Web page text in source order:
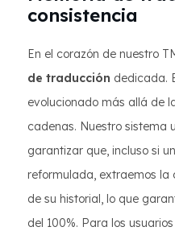
consistencia
En el corazón de nuestro
de traducción dedicada.
evolucionado más allá de
cadenas. Nuestro sistema
garantizar que, incluso si
reformulada, extraemos
de su historial, lo que
del 100%. Para los